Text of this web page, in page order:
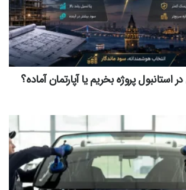
استانبول پروژه بخریم یا آپارتمان آماده؟